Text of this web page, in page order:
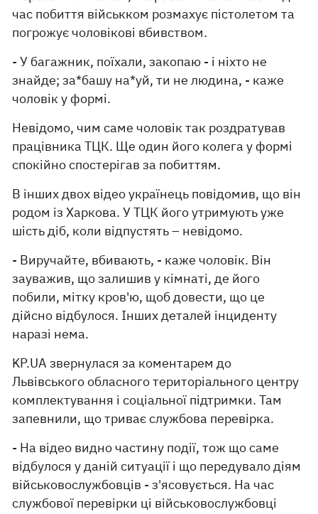
час побиття військком розмахує пістолетом та
погрожує чоловікові вбивством.
- У багажник, поїхали, закопаю - і ніхто не
знайде; за*башу на*уй, ти не людина, - каже
чоловік у формі.
Невідомо, чим саме чоловік так роздратував
працівника ТЦК. Ще один його колега у формі
спокійно спостерігав за побиттям.
В інших двох відео українець повідомив, що він
родом із Харкова. У ТЦК його утримують уже
шість діб, коли відпустять – невідомо.
- Виручайте, вбивають, - каже чоловік. Він
зауважив, що залишив у кімнаті, де його
побили, мітку кров'ю, щоб довести, що це
дійсно відбулося. Інших деталей інциденту
наразі нема.
KP.UA звернулася за коментарем до
Львівського обласного територіального центру
комплектування і соціальної підтримки. Там
запевнили, що триває службова перевірка.
- На відео видно частину події, тож що саме
відбулося у даній ситуації і що передувало діям
військовослужбовців - з'ясовується. На час
службової перевірки ці військовослужбовці